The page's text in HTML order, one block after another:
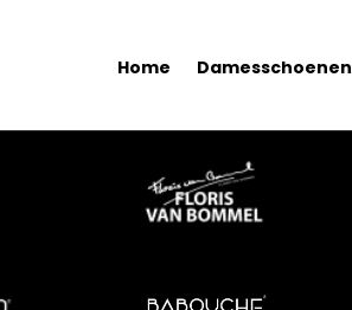
Home Damesschoenen